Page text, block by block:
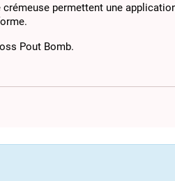
permettent une
Pout Bomb.